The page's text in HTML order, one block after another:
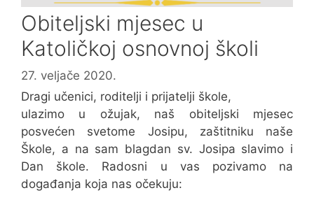
Obiteljski mjesec u
Katoličkoj osnovnoj školi
27. veljače 2020.
Dragi učenici, roditelji i prijatelji škole,
ulazimo u ožujak, naš obiteljski mjesec
posvećen svetome Josipu, zaštitniku naše
Škole, a na sam blagdan sv. Josipa slavimo i
Dan škole. Radosni u vas pozivamo na
događanja koja nas očekuju: